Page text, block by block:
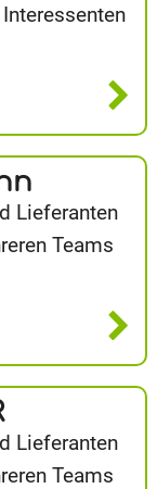
Lieferanten
Teams
Lieferanten
Teams